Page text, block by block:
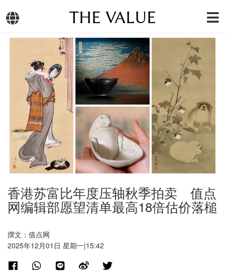
THE VALUE
香港苏富比年度压轴秋季拍卖 值点
网编辑部愿望清单最高18倍估价落槌
撰文：值点网
2025年12月01日 星期一|15:42